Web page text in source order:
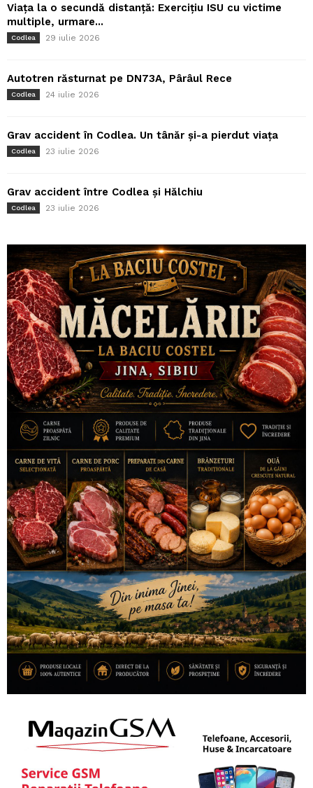
Viața la o secundă distanță: Exercițiu ISU cu victime
multiple, urmare...
Codlea 29 iulie 2026
Autotren răsturnat pe DN73A, Pârâul Rece
Codlea 24 iulie 2026
Grav accident în Codlea. Un tânăr și-a pierdut viața
Codlea 23 iulie 2026
Grav accident între Codlea și Hălchiu
Codlea 23 iulie 2026